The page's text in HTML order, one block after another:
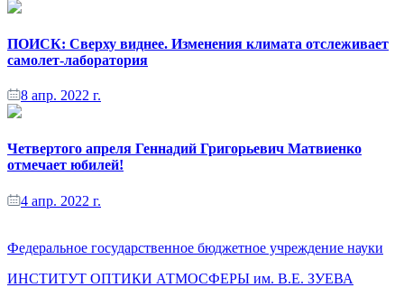
ПОИСК: Сверху виднее. Изменения климата отслеживает
самолет-лаборатория
8 апр. 2022 г.
Четвертого апреля Геннадий Григорьевич Матвиенко
отмечает юбилей!
4 апр. 2022 г.
Федеральное государственное бюджетное учреждение науки
ИНСТИТУТ ОПТИКИ АТМОСФЕРЫ им. В.Е. ЗУЕВА